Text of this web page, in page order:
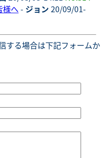
様へ - ジョン 20/09/01-
する場合は下記フォームか